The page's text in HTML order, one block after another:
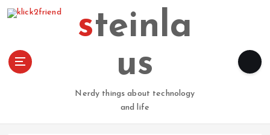
steinla
us
Nerdy things about technology
and life